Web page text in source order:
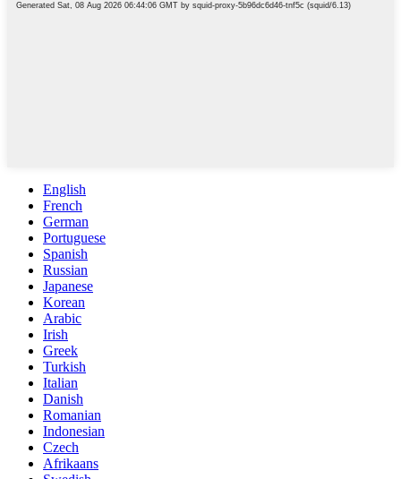
English
French
German
Portuguese
Spanish
Russian
Japanese
Korean
Arabic
Irish
Greek
Turkish
Italian
Danish
Romanian
Indonesian
Czech
Afrikaans